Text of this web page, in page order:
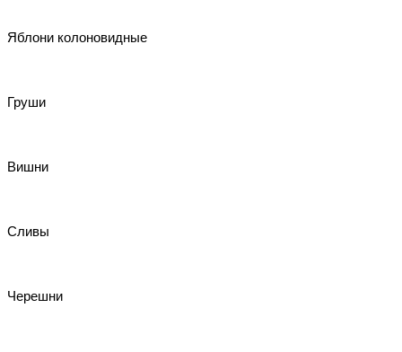
Яблони колоновидные
Груши
Вишни
Сливы
Черешни